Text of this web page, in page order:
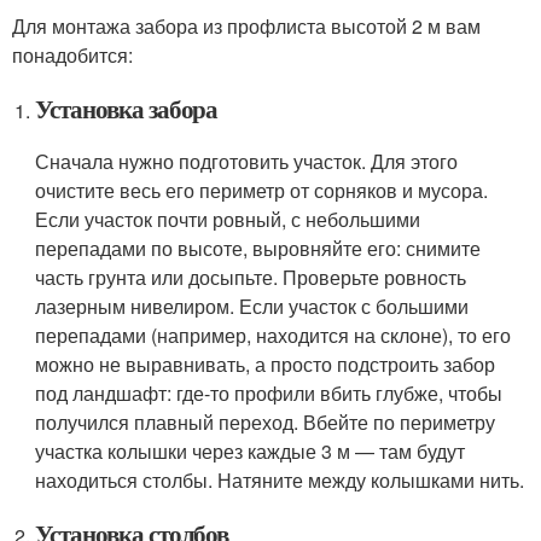
Для монтажа забора из профлиста высотой 2 м вам
понадобится:
Установка забора
Сначала нужно подготовить участок. Для этого
очистите весь его периметр от сорняков и мусора.
Если участок почти ровный, с небольшими
перепадами по высоте, выровняйте его: снимите
часть грунта или досыпьте. Проверьте ровность
лазерным нивелиром. Если участок с большими
перепадами (например, находится на склоне), то его
можно не выравнивать, а просто подстроить забор
под ландшафт: где-то профили вбить глубже, чтобы
получился плавный переход. Вбейте по периметру
участка колышки через каждые 3 м — там будут
находиться столбы. Натяните между колышками нить.
Установка столбов